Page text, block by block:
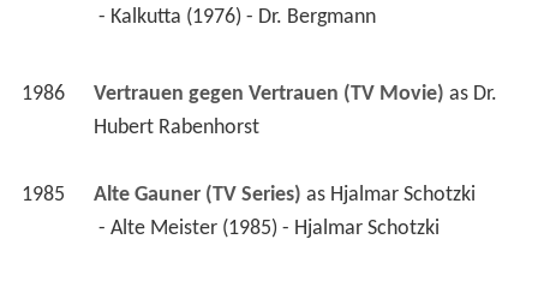
- Kalkutta (1976) - Dr. Bergmann
1986 Vertrauen gegen Vertrauen (TV Movie) as Dr.
Hubert Rabenhorst
1985 Alte Gauner (TV Series) as Hjalmar Schotzki
- Alte Meister (1985) - Hjalmar Schotzki